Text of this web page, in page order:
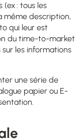
(ex : tous les
même description,
qui leur est
du time-to-market
les informations
une série de
papier ou E-